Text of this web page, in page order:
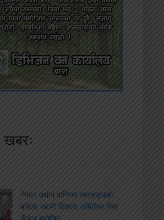
खबरः
नेपाल उद्योग वाणिज्य महासङ्घको
महिला उद्यमी विकास समितिमा रिता